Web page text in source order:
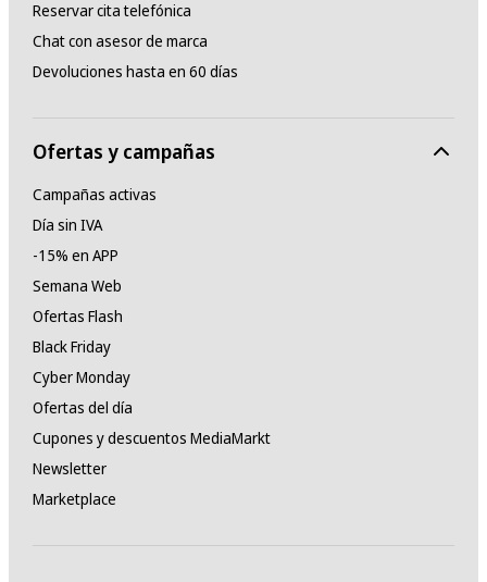
Reservar cita telefónica
Chat con asesor de marca
Devoluciones hasta en 60 días
Ofertas y campañas
Campañas activas
Día sin IVA
-15% en APP
Semana Web
Ofertas Flash
Black Friday
Cyber Monday
Ofertas del día
Cupones y descuentos MediaMarkt
Newsletter
Marketplace